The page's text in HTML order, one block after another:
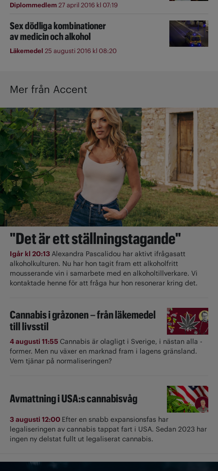
Diplommedlem27 april 2016 kl 07:19
Sex dödliga kombinationer
av medicin och alkohol
Läkemedel 25 augusti 2016 kl 08:20
Mer från Accent
"Det är ett ställningstagande"
Igår kl 20:13Alexandra Pascalidou har aktivt ifrågasatt
alkoholkulturen. Nu har hon tagit fram ett alkoholfritt
mousserande vin i samarbete med en alkoholtillverkare. Vi
kontaktade henne för att fråga hur hon resonerar kring det.
Cannabis i gråzonen – från läkemedel
till livsstil
4 augusti 11:55 Cannabis är olagligt i ­Sverige, i nästan alla ­
former. Men nu växer en marknad fram i lagens gränsland.
Vem tjänar på normaliseringen?
Avmattning i USA:s cannabisvåg
3 augusti 12:00 Efter en snabb expansionsfas har
legaliseringen av cannabis tappat fart i USA. Sedan 2023 har
ingen ny delstat fullt ut ­legaliserat cannabis.